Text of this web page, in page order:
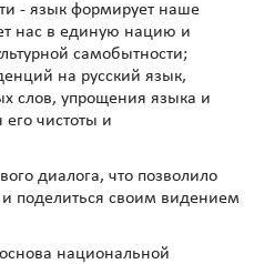
- язык формирует наше
нас в единую нацию и
самобытности;
на русский язык,
слов, упрощения языка и
чистоты и
диалога, что позволило
и поделиться своим видением
национальной